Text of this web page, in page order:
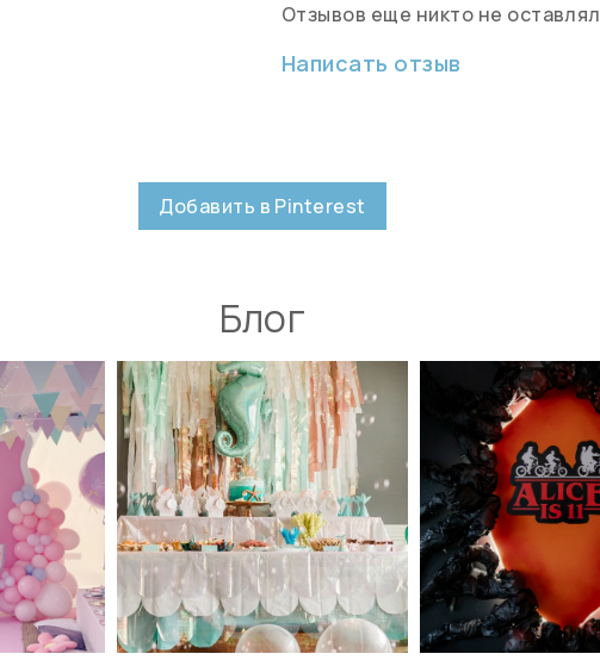
Отзывов еще никто не оставлял
Написать отзыв
Добавить в Pinterest
Блог